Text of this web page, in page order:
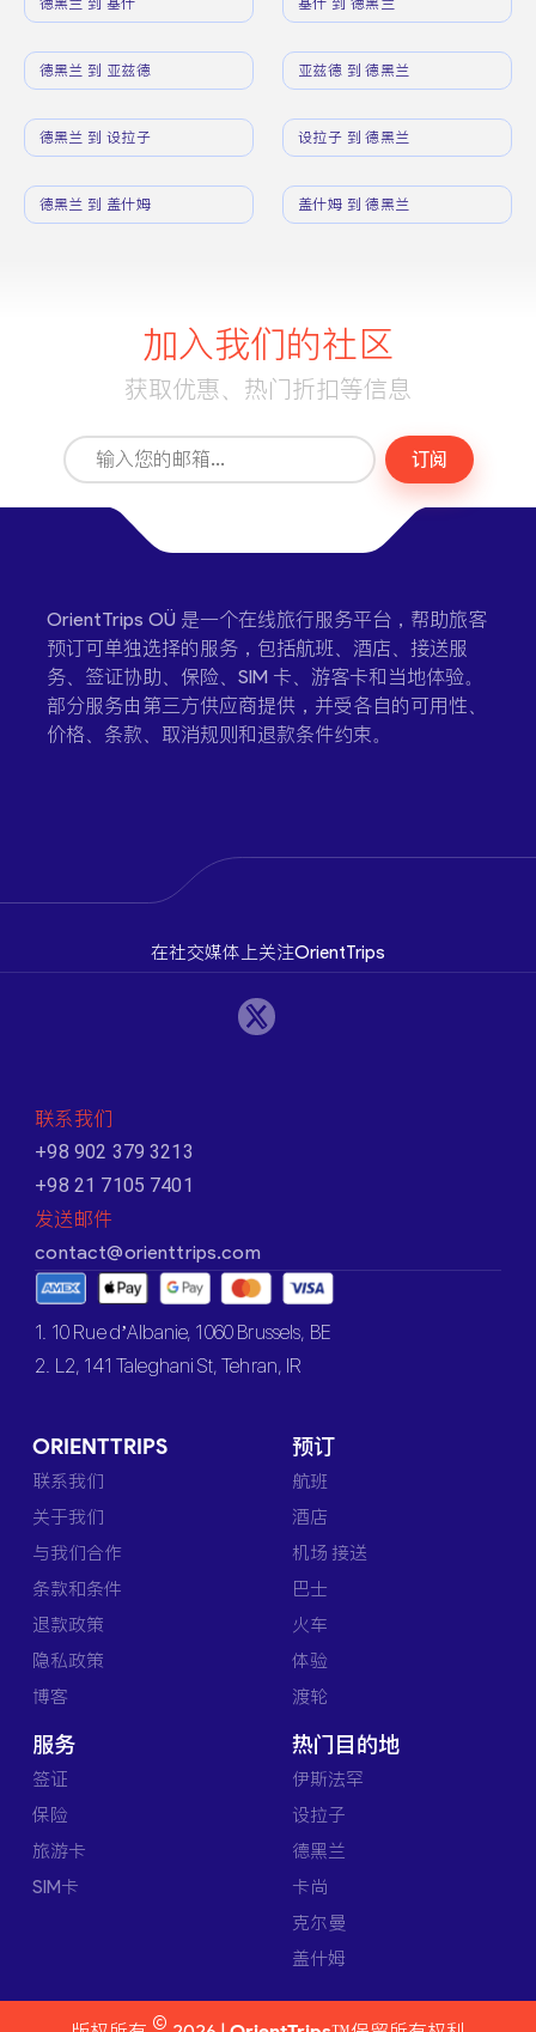
德黑兰 到 亚兹德 亚兹德 到 德黑兰
德黑兰 到 设拉子 设拉子 到 德黑兰
德黑兰 到 盖什姆 盖什姆 到 德黑兰
加入我们的社区
获取优惠、热门折扣等信息
订阅
OrientTrips OÜ 是一个在线旅行服务平台，帮助旅客
预订可单独选择的服务，包括航班、酒店、接送服
务、签证协助、保险、SIM 卡、游客卡和当地体验。
部分服务由第三方供应商提供，并受各自的可用性、
价格、条款、取消规则和退款条件约束。
在社交媒体上关注OrientTrips
联系我们
+98 902 379 3213
+98 21 7105 7401
发送邮件
contact@orienttrips.com
1. 10 Rue d’Albanie, 1060 Brussels, BE
2. L2, 141 Taleghani St, Tehran, IR
ORIENTTRIPS
联系我们
关于我们
与我们合作
条款和条件
退款政策
隐私政策
博客
预订
航班
酒店
机场 接送
巴士
火车
体验
渡轮
服务
签证
保险
旅游卡
SIM卡
热门目的地
伊斯法罕
设拉子
德黑兰
卡尚
克尔曼
盖什姆